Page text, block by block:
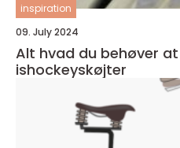
inspiration
09. July 2024
Alt hvad du behøver
ishockeyskøjter